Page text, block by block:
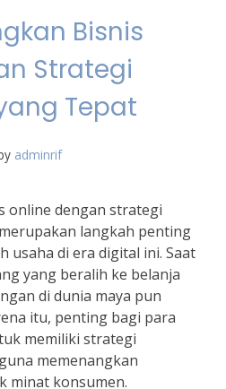
Bisnis
Strategi
Tepat
adminrif
online dengan strategi
langkah penting
usaha di era digital ini. Saat
yang beralih ke belanja
di dunia maya pun
itu, penting bagi para
memiliki strategi
memenangkan
minat konsumen.